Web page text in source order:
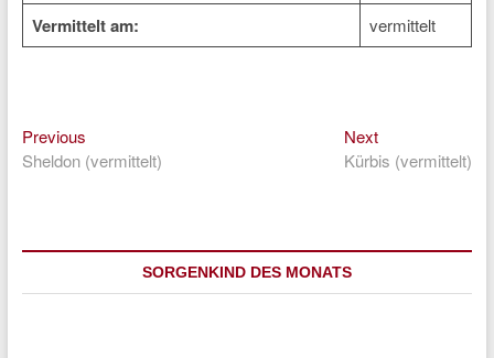
Vermittelt am: vermittelt
Beitragsnavigation
PreviousPrevious
post:
Sheldon (vermittelt)
NextNext
post:
Kürbis (vermittelt)
SORGENKIND DES MONATS